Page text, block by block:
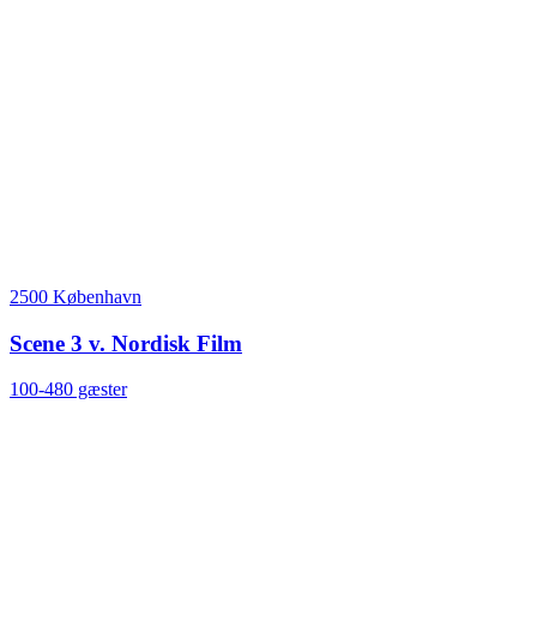
2500 København
Scene 3 v. Nordisk Film
100-480 gæster